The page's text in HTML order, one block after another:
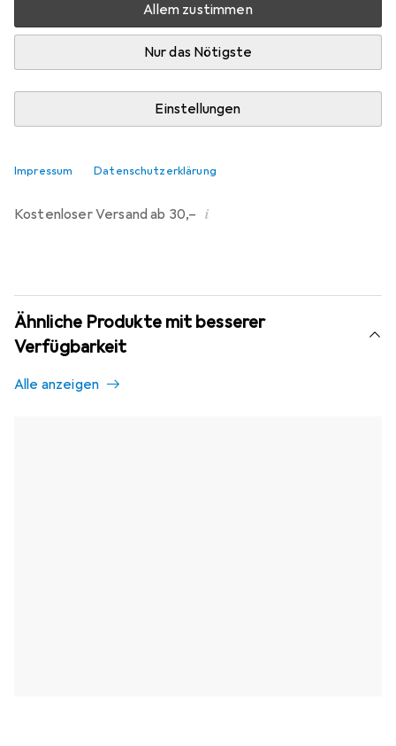
Allem zustimmen
Nur das Nötigste
Einstellungen
Impressum Datenschutzerklärung
Benachrichtigen, wenn schneller verfügbar
Lieferort angeben für genaue Lieferzeit
In den Warenkorb
Vergleichen
Kostenloser Versand ab 30,– i
Ähnliche Produkte mit besserer
Verfügbarkeit
Alle anzeigen